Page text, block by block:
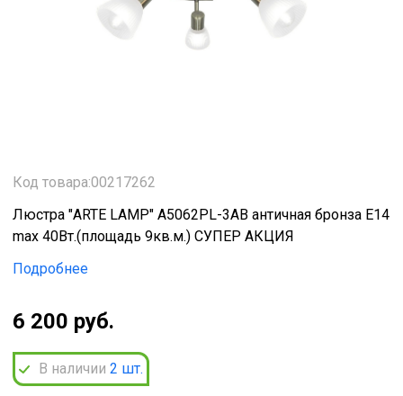
Код товара:00217262
Люстра "ARTE LAMP" А5062PL-3AB античная бронза Е14
mах 40Вт.(площадь 9кв.м.) СУПЕР АКЦИЯ
Подробнее
6 200 руб.
В наличии 2 шт.